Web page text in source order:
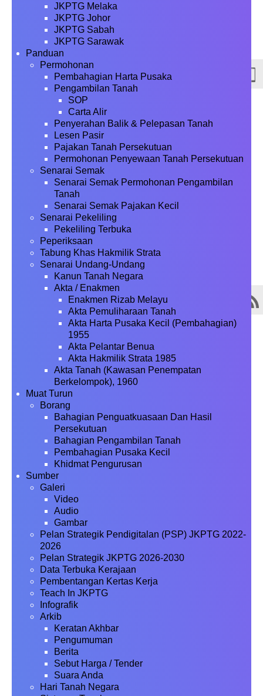
JKPTG Melaka
JKPTG Johor
JKPTG Sabah
JKPTG Sarawak
Panduan
Permohonan
Pembahagian Harta Pusaka
Pengambilan Tanah
SOP
Carta Alir
Penyerahan Balik & Pelepasan Tanah
Lesen Pasir
Pajakan Tanah Persekutuan
Permohonan Penyewaan Tanah Persekutuan
Senarai Semak
Senarai Semak Permohonan Pengambilan
Tanah
Senarai Semak Pajakan Kecil
Senarai Pekeliling
Pekeliling Terbuka
Peperiksaan
Tabung Khas Hakmilik Strata
Senarai Undang-Undang
Kanun Tanah Negara
Akta / Enakmen
Enakmen Rizab Melayu
Akta Pemuliharaan Tanah
Akta Harta Pusaka Kecil (Pembahagian)
1955
Akta Pelantar Benua
Akta Hakmilik Strata 1985
Akta Tanah (Kawasan Penempatan
Berkelompok), 1960
Muat Turun
Borang
Bahagian Penguatkuasaan Dan Hasil
Persekutuan
Bahagian Pengambilan Tanah
Pembahagian Pusaka Kecil
Khidmat Pengurusan
Sumber
Galeri
Video
Audio
Gambar
Pelan Strategik Pendigitalan (PSP) JKPTG 2022-
2026
Pelan Strategik JKPTG 2026-2030
Data Terbuka Kerajaan
Pembentangan Kertas Kerja
Teach In JKPTG
Infografik
Arkib
Keratan Akhbar
Pengumuman
Berita
Sebut Harga / Tender
Suara Anda
Hari Tanah Negara